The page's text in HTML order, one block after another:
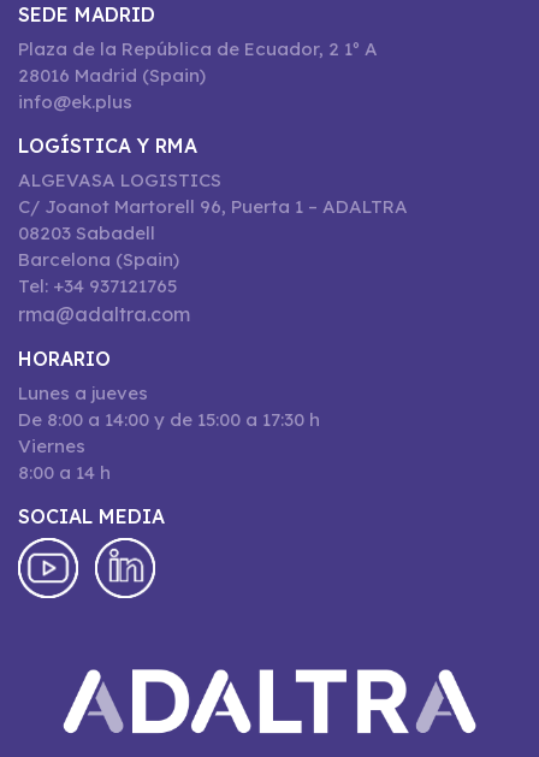
SEDE MADRID
Plaza de la República de Ecuador, 2 1º A
28016 Madrid (Spain)
info@ek.plus
LOGÍSTICA Y RMA
ALGEVASA LOGISTICS
C/ Joanot Martorell 96, Puerta 1 – ADALTRA
08203 Sabadell
Barcelona (Spain)
Tel: +34 937121765
rma@adaltra.com
HORARIO
Lunes a jueves
De 8:00 a 14:00 y de 15:00 a 17:30 h
Viernes
8:00 a 14 h
SOCIAL MEDIA